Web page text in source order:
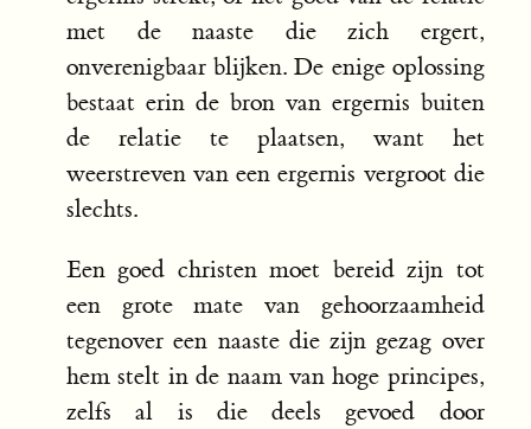
met de naaste die zich ergert,
onverenigbaar blijken. De enige oplossing
bestaat erin de bron van ergernis buiten
de relatie te plaatsen, want het
weerstreven van een ergernis vergroot die
slechts.
Een goed christen moet bereid zijn tot
een grote mate van gehoorzaamheid
tegenover een naaste die zijn gezag over
hem stelt in de naam van hoge principes,
zelfs al is die deels gevoed door